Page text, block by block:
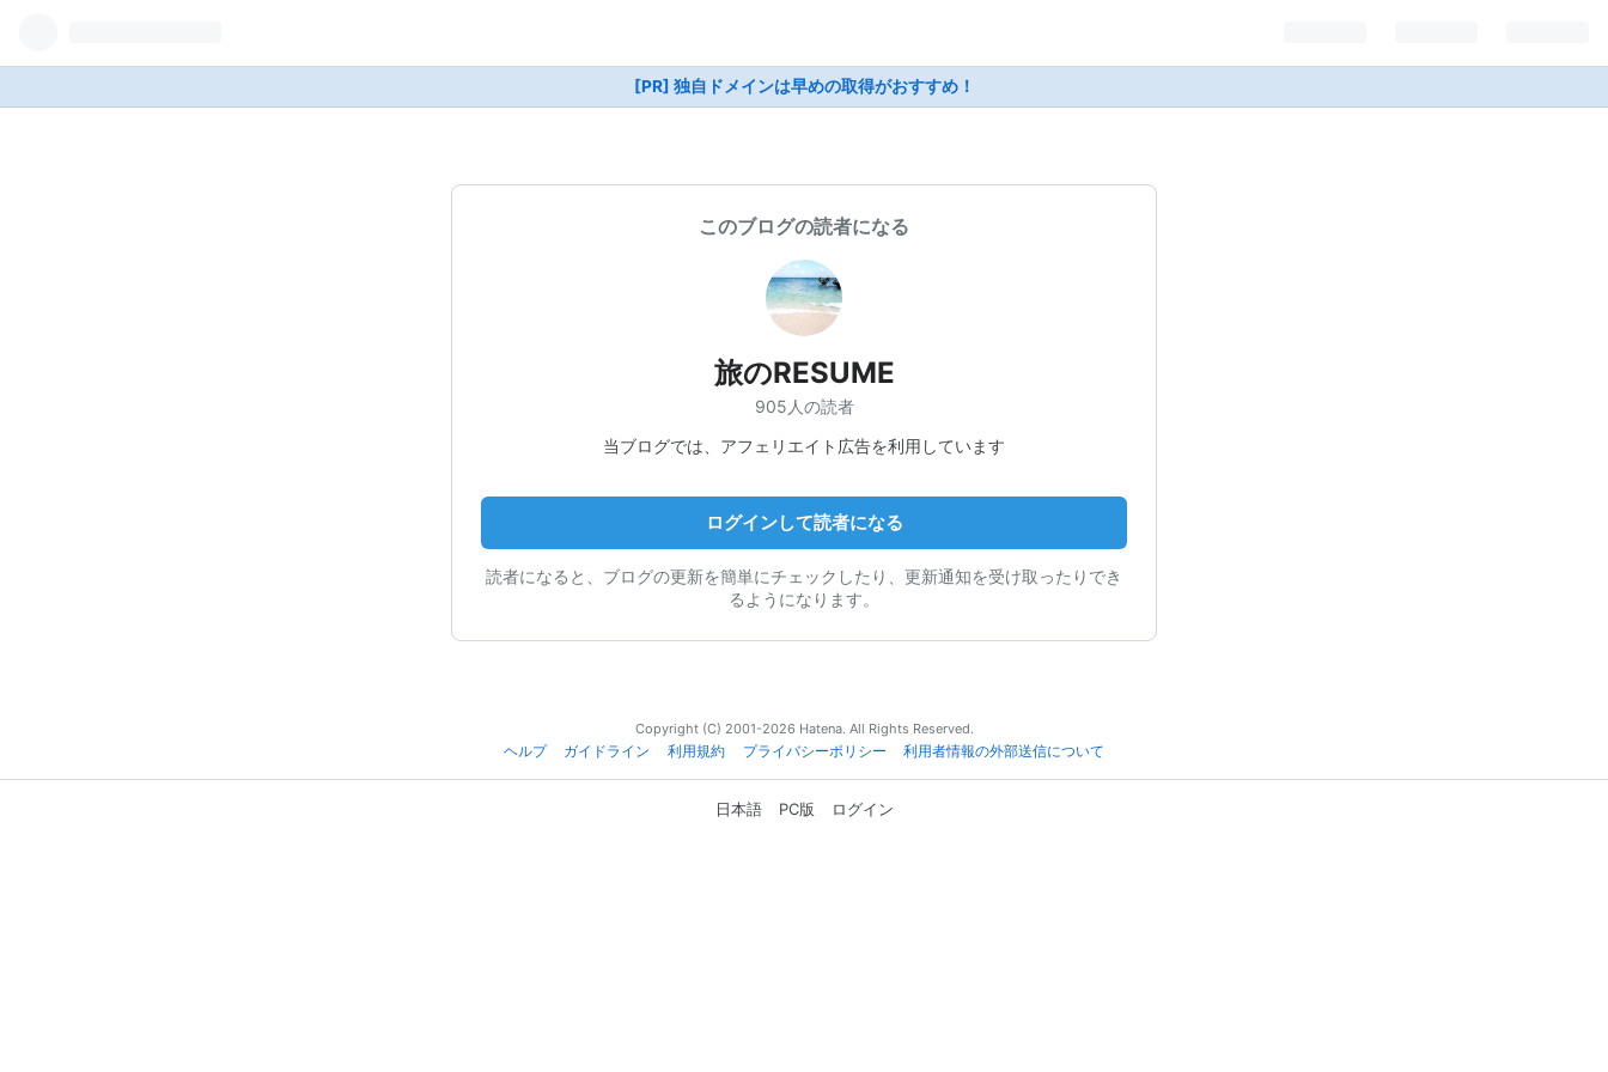
[PR] 独自ドメインは早めの取得がおすすめ！
このブログの読者になる
旅のRESUME
905人の読者
当ブログでは、アフェリエイト広告を利用しています
ログインして読者になる
読者になると、ブログの更新を簡単にチェックしたり、更新通知を受け取ったりでき
るようになります。
Copyright (C) 2001-2026 Hatena. All Rights Reserved.
ヘルプ
ガイドライン 利用規約 プライバシーポリシー 利用者情報の外部送信について
日本語 PC版 ログイン